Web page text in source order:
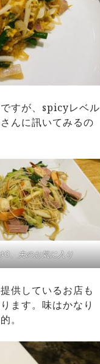
すが、spicyレベル
んに訊いてみるの
0、夫のお気に入り
供しているお店も
ます。味はかなり
。